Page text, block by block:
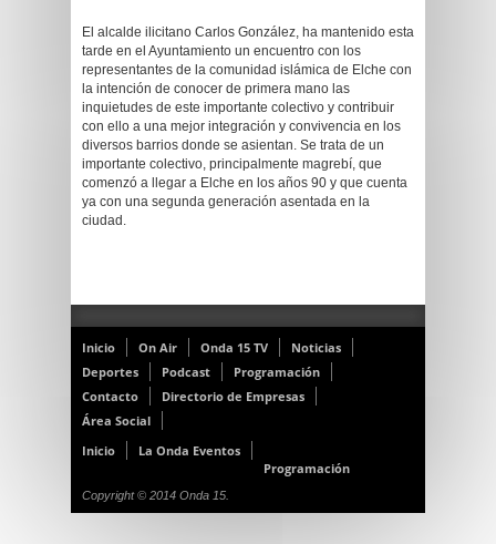
El alcalde ilicitano Carlos González, ha mantenido esta
tarde en el Ayuntamiento un encuentro con los
representantes de la comunidad islámica de Elche con
la intención de conocer de primera mano las
inquietudes de este importante colectivo y contribuir
con ello a una mejor integración y convivencia en los
diversos barrios donde se asientan. Se trata de un
importante colectivo, principalmente magrebí, que
comenzó a llegar a Elche en los años 90 y que cuenta
ya con una segunda generación asentada en la
ciudad.
Inicio On Air Onda 15 TV
Noticias
Deportes
Podcast
Programación
Contacto
Directorio de Empresas
Área Social
Inicio
La Onda Eventos
Programación
Copyright © 2014 Onda 15.